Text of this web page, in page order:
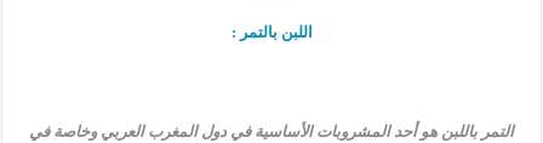
اللبن بالتمر :
التمر باللبن هو أحد المشروبات الأساسية في دول المغرب العربي وخاصة في